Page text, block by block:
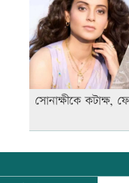
সোনাক্ষীকে কটাক্ষ,